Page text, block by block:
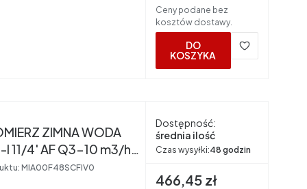
Ceny podane bez
kosztów dostawy.
DO
KOSZYKA
ZIMNA WODA
I 11/4' AF Q3-10 m3/h
BMETERS
MIA00F48SCFIV0
Dostępność:
średnia ilość
Czas wysyłki:48 godzin
Cena brutto
466,45 zł